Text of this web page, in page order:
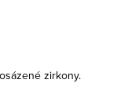
zirkony.